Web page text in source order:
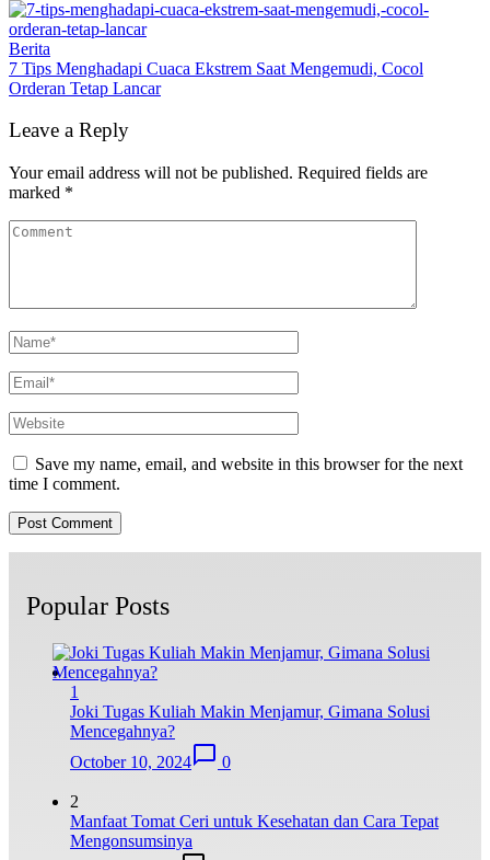
Berita
7 Tips Menghadapi Cuaca Ekstrem Saat Mengemudi, Cocol
Orderan Tetap Lancar
Leave a Reply
Your email address will not be published. Required fields are
marked *
Save my name, email, and website in this browser for the next
time I comment.
Popular Posts
1
Joki Tugas Kuliah Makin Menjamur, Gimana Solusi
Mencegahnya?
October 10, 2024
0
2
Manfaat Tomat Ceri untuk Kesehatan dan Cara Tepat
Mengonsumsinya